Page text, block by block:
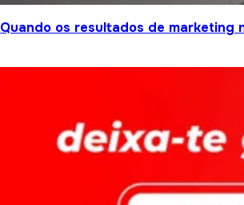
Quando os resultados de marketing